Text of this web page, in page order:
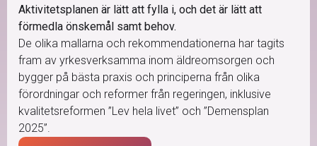
Aktivitetsplanen är lätt att fylla i, och det är lätt att
förmedla önskemål samt behov.
De olika mallarna och rekommendationerna har tagits
fram av yrkesverksamma inom äldreomsorgen och
bygger på bästa praxis och principerna från olika
förordningar och reformer från regeringen, inklusive
kvalitetsreformen ”Lev hela livet” och ”Demensplan
2025”.